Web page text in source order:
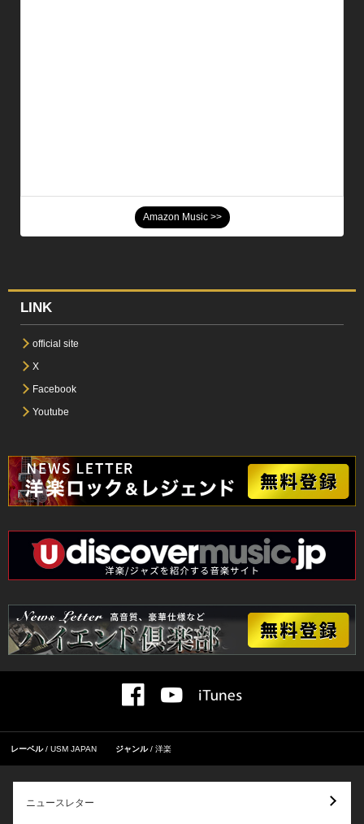
Amazon Music >>
LINK
official site
X
Facebook
Youtube
レーベル USM JAPAN ジャンル 洋楽
ニュースレター